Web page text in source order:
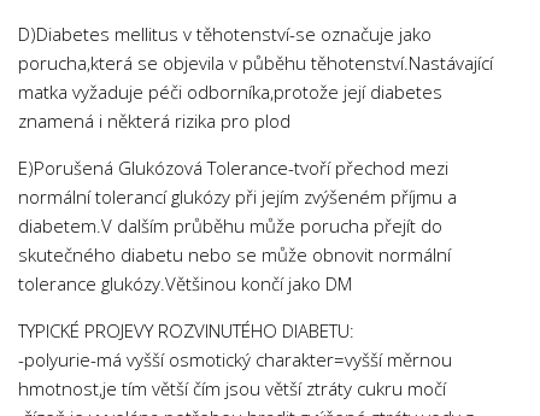
Zeměpis
Novinky
D)Diabetes mellitus v těhotenství-se označuje jako
porucha,která se objevila v půběhu těhotenství.Nastávající
matka vyžaduje péči odborníka,protože její diabetes
znamená i některá rizika pro plod
E)Porušená Glukózová Tolerance-tvoří přechod mezi
normální tolerancí glukózy při jejím zvýšeném příjmu a
diabetem.V dalším průběhu může porucha přejít do
skutečného diabetu nebo se může obnovit normální
tolerance glukózy.Většinou končí jako DM
TYPICKÉ PROJEVY ROZVINUTÉHO DIABETU:
-polyurie-má vyšší osmotický charakter=vyšší měrnou
hmotnost,je tím větší čím jsou větší ztráty cukru močí